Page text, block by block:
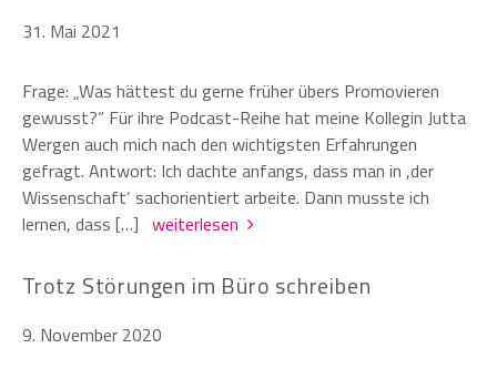
31. Mai 2021
Frage: „Was hättest du gerne früher übers Promovieren
gewusst?“ Für ihre Podcast-Reihe hat meine Kollegin Jutta
Wergen auch mich nach den wichtigsten Erfahrungen
gefragt. Antwort: Ich dachte anfangs, dass man in ,der
Wissenschaft‘ sachorientiert arbeite. Dann musste ich
lernen, dass […] weiterlesen
Trotz Störungen im Büro schreiben
9. November 2020